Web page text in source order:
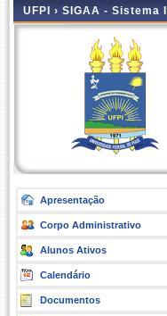
UFPI › SIGAA - Sistema
Apresentação
Corpo Administrativo
Alunos Ativos
Calendário
Documentos